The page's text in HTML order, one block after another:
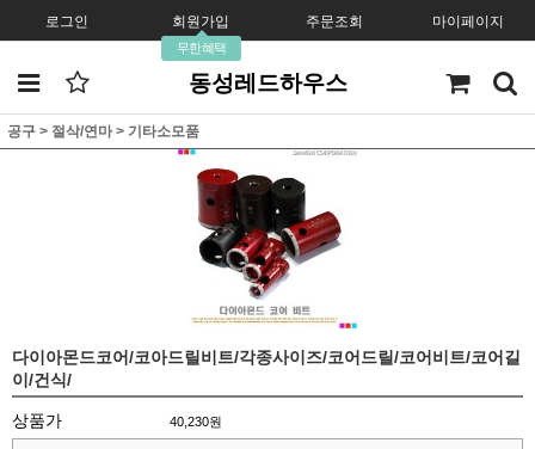
로그인 회원가입
무한혜택
주문조회 마이페이지
동성레드하우스
공구 > 절삭/연마> 기타소모품
다이아몬드코어/코아드릴비트/각종사이즈/코어드릴/코어비트/코어길
이/건식/
상품가 40,230원